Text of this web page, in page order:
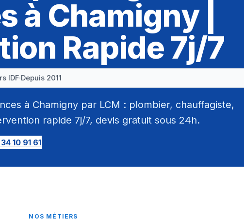
à Chamigny |
Rapide 7j/7
IDF·Depuis 2011
à Chamigny par LCM : plombier, chauffagiste,
rapide 7j/7, devis gratuit sous 24h.
10 91 61
NOS MÉTIERS